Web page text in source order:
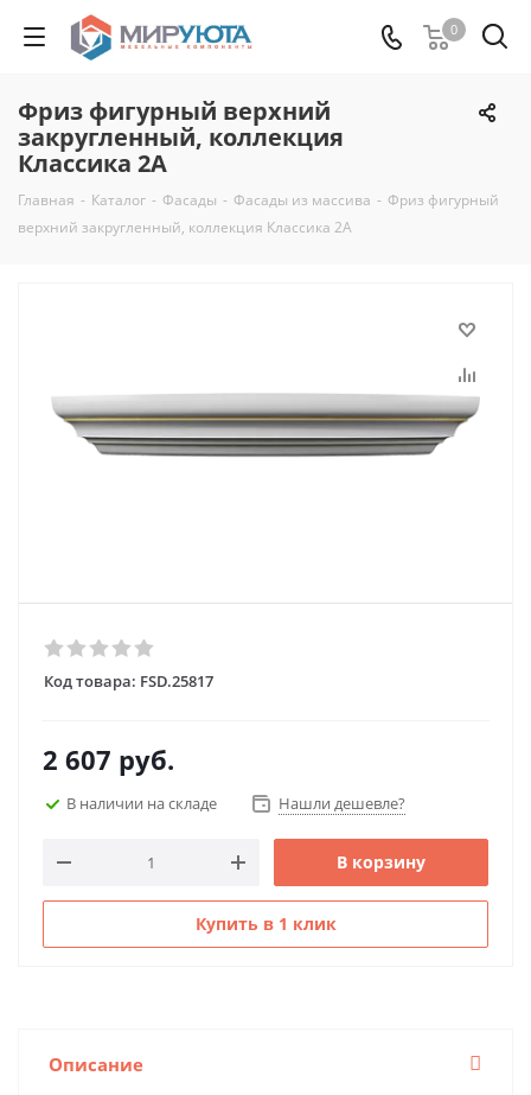
0
Фриз фигурный верхний
закругленный, коллекция
Классика 2А
Главная - Каталог - Фасады - Фасады из массива - Фриз фигурный
верхний закругленный, коллекция Классика 2А
Код товара: FSD.25817
2 607 руб.
В наличии на складе Нашли дешевле?
В корзину
Купить в 1 клик
Описание